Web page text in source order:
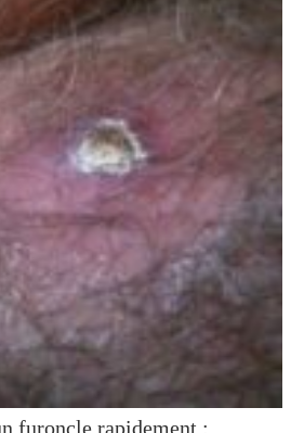
furoncle rapidement :